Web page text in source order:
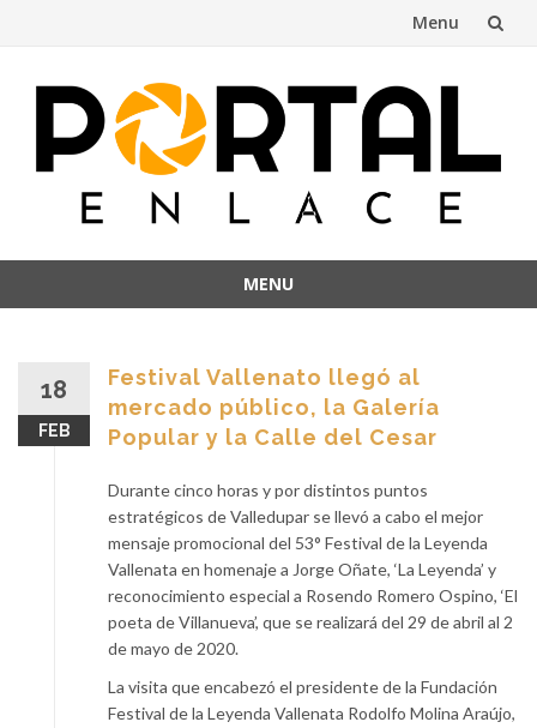
Menu
content
MENU
18
FEB
Festival Vallenato llegó al
mercado público, la Galería
Popular y la Calle del Cesar
Durante cinco horas y por distintos puntos
estratégicos de Valledupar se llevó a cabo el mejor
mensaje promocional del 53° Festival de la Leyenda
Vallenata en homenaje a Jorge Oñate, ‘La Leyenda’ y
reconocimiento especial a Rosendo Romero Ospino, ‘El
poeta de Villanueva’, que se realizará del 29 de abril al 2
de mayo de 2020.
La visita que encabezó el presidente de la Fundación
Festival de la Leyenda Vallenata Rodolfo Molina Araújo,